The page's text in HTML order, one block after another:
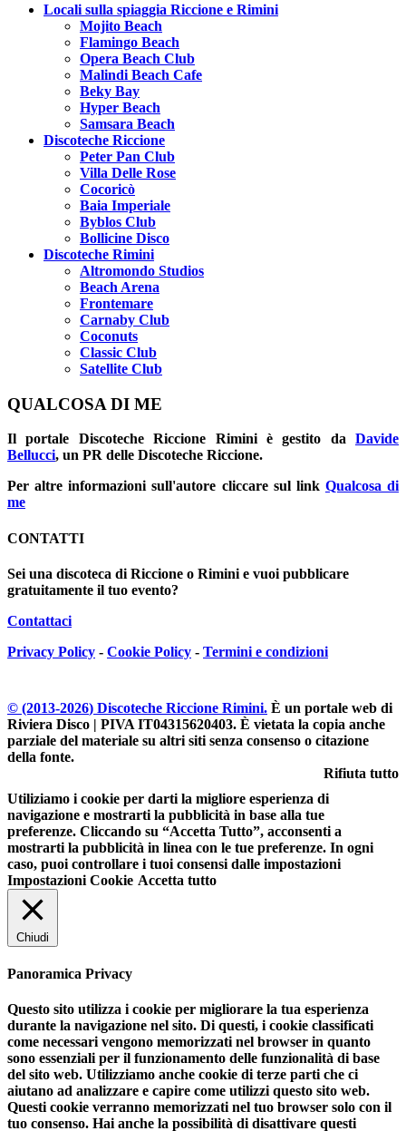
Locali sulla spiaggia Riccione e Rimini
Mojito Beach
Flamingo Beach
Opera Beach Club
Malindi Beach Cafe
Beky Bay
Hyper Beach
Samsara Beach
Discoteche Riccione
Peter Pan Club
Villa Delle Rose
Cocoricò
Baia Imperiale
Byblos Club
Bollicine Disco
Discoteche Rimini
Altromondo Studios
Beach Arena
Frontemare
Carnaby Club
Coconuts
Classic Club
Satellite Club
QUALCOSA DI ME
Il portale Discoteche Riccione Riminiè gestito da Davide
Bellucci, un PR delle Discoteche Riccione.
Per altre informazioni sull'autore cliccare sul link Qualcosa di
me
CONTATTI
Sei una discoteca di Riccione o Rimini e vuoi pubblicare
gratuitamente il tuo evento?
Contattaci
Privacy Policy - Cookie Policy - Termini e condizioni
© (2013-2026) Discoteche Riccione Rimini. È un portale web di
Riviera Disco | PIVA IT04315620403. È vietata la copia anche
parziale del materiale su altri siti senza consenso o citazione
della fonte.
Rifiuta tutto
Utiliziamo i cookie per darti la migliore esperienza di
navigazione e mostrarti la pubblicità in base alla tue
preferenze. Cliccando su “Accetta Tutto”, acconsenti a
mostrarti la pubblicità in linea con le tue preferenze. In ogni
caso, puoi controllare i tuoi consensi dalle impostazioni
Impostazioni Cookie Accetta tutto
Chiudi
Panoramica Privacy
Questo sito utilizza i cookie per migliorare la tua esperienza
durante la navigazione nel sito. Di questi, i cookie classificati
come necessari vengono memorizzati nel browser in quanto
sono essenziali per il funzionamento delle funzionalità di base
del sito web. Utilizziamo anche cookie di terze parti che ci
aiutano ad analizzare e capire come utilizzi questo sito web.
Questi cookie verranno memorizzati nel tuo browser solo con il
tuo consenso. Hai anche la possibilità di disattivare questi